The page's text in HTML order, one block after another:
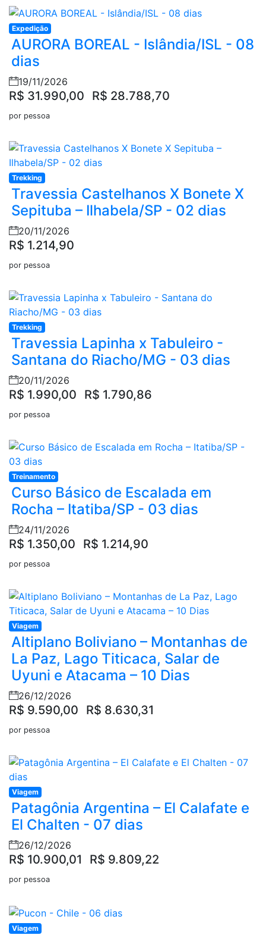
Expedição
AURORA BOREAL - Islândia/ISL - 08
dias
19/11/2026
R$ 31.990,00 R$ 28.788,70
por pessoa
Trekking
Travessia Castelhanos X Bonete X
Sepituba – Ilhabela/SP - 02 dias
20/11/2026
R$ 1.214,90
por pessoa
Trekking
Travessia Lapinha x Tabuleiro -
Santana do Riacho/MG - 03 dias
20/11/2026
R$ 1.990,00 R$ 1.790,86
por pessoa
Treinamento
Curso Básico de Escalada em
Rocha – Itatiba/SP - 03 dias
24/11/2026
R$ 1.350,00 R$ 1.214,90
por pessoa
Viagem
Altiplano Boliviano – Montanhas de
La Paz, Lago Titicaca, Salar de
Uyuni e Atacama – 10 Dias
26/12/2026
R$ 9.590,00 R$ 8.630,31
por pessoa
Viagem
Patagônia Argentina – El Calafate e
El Chalten - 07 dias
26/12/2026
R$ 10.900,01 R$ 9.809,22
por pessoa
Viagem